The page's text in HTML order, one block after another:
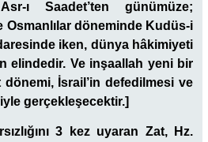
ı Saadet’ten günümüze;
Osmanlılar döneminde Kudüs-i
iken, dünya hâkimiyeti
elindedir. Ve inşaallah yeni bir
İsrail’in defedilmesi ve
gerçekleşecektir.]
3 kez uyaran Zat, Hz.